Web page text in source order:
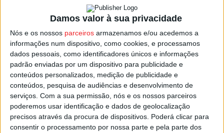
Damos valor à sua privacidade
Nós e os nossos parceiros armazenamos e/ou acedemos a
informações num dispositivo, como cookies, e processamos
dados pessoais, como identificadores únicos e informações
padrão enviadas por um dispositivo para publicidade e
conteúdos personalizados, medição de publicidade e
conteúdos, pesquisa de audiências e desenvolvimento de
serviços. Com a sua permissão, nós e os nossos parceiros
poderemos usar identificação e dados de geolocalização
precisos através da procura de dispositivos. Poderá clicar para
consentir o processamento por nossa parte e pela parte dos
66 anos, bastando que façam o solicitem no Balcão Único
da Loja do Cidadão de Nelas ou nos Espaços do Cidadão
de Canas de Senhorim e de Santar/Moreira.
Esta e outras notícias para ouvir na Estação Diária – 96.8
FM ou emwww.968.fm.
Pub